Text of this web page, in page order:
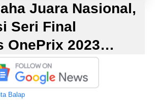
Juara Nasional,
Seri Final
OnePrix 2023…
Balap